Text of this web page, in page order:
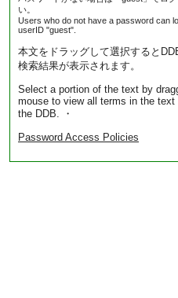
い。
Users who do not have a password can
userID "guest".
本文をドラッグして選択すると
検索結果が表示されます。
Select a portion of the text by
mouse to view all terms in the text
the DDB. ・
Password Access Policies